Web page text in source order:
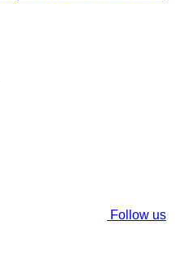
Follow us